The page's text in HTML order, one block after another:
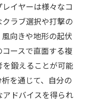
イヤーは様々なコ
ラブ選択や打撃の
向きや地形の起伏
ースで直面する複
鍛えることが可能
を通じて、自分の
ドバイスを得られ